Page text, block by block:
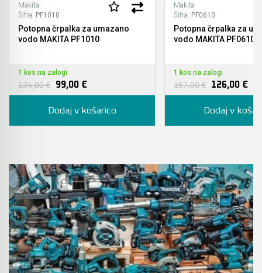
Makita
Šifra: PF1010
Potopna črpalka za umazano
vodo MAKITA PF1010
1 kos na zalogi
124,00 €
99,00 €
Dodaj v košarico
Makita
Šifra: PF0610
Potopna črpalka za
vodo MAKITA PF0610
1 kos na zalogi
157,00 €
126,00 €
Dodaj v